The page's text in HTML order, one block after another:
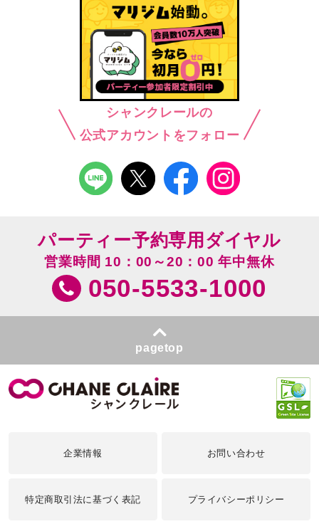
シャンクレールの
公式アカウントをフォロー
パーティー予約専用ダイヤル
営業時間 10：00～20：00 年中無休
050-5533-1000
pagetop
企業情報 お問い合わせ
特定商取引法に基づく表記 プライバシーポリシー